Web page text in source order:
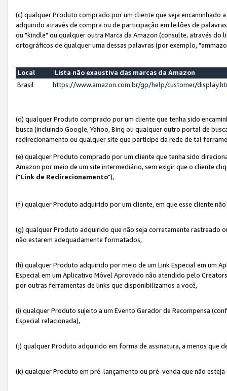
(c) qualquer Produto comprado por um cliente que seja encaminhado
adquirido através de compra ou de participação em leilões de
ou "kindle" ou qualquer outra Marca da Amazon (consulte, através do
ortográficos de qualquer uma dessas palavras (por exemplo,
Local
Lista não exaustiva das marcas da Amazon
Brasil
https://www.amazon.com.br/gp/help/customer/
(d) qualquer Produto comprado por um cliente que tenha sido
busca (incluindo Google, Yahoo, Bing ou qualquer outro portal de
redirecionamento ou qualquer site que participe da rede de tal
(e) qualquer Produto comprado por um cliente que tenha sido
Amazon por meio de um site intermediário, sem exigir que o cliente
("Link de Redirecionamento"),
(f) qualquer Produto adquirido por um cliente, em que esse cliente
(g) qualquer Produto adquirido que não seja corretamente rastreado
não estarem adequadamente formatados,
(h) qualquer Produto adquirido por meio de um Link Especial em um
Especial em um Aplicativo Móvel Aprovado não atendido pelo
por outras ferramentas de links que disponibilizamos a você,
(i) qualquer Produto sujeito a um Evento Gerador de Recompensa
Especial relacionada),
(j) qualquer Produto adquirido em forma de assinatura, a menos que
(k) qualquer Produto em pré-lançamento ou pré-venda que não